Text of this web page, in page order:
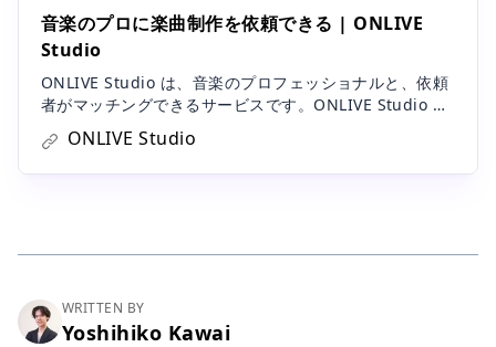
音楽のプロに楽曲制作を依頼できる | ONLIVE
Studio
ONLIVE Studio は、音楽のプロフェッショナルと、依頼
者がマッチングできるサービスです。ONLIVE Studio に
は、プロデューサー、ミックスエンジニア、スタジオミ
ュージシャンをはじめとした、業界の第一線で活躍して
いる様々な音楽のプロフェッショナルが登録されていま
ONLIVE Studio
WRITTEN BY
Yoshihiko Kawai